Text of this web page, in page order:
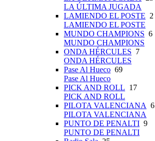
LA ÚLTIMA JUGADA
LAMIENDO EL POSTE 2
LAMIENDO EL POSTE
MUNDO CHAMPIONS 6
MUNDO CHAMPIONS
ONDA HÉRCULES 7
ONDA HÉRCULES
Pase Al Hueco 69
Pase Al Hueco
PICK AND ROLL 17
PICK AND ROLL
PILOTA VALENCIANA 6
PILOTA VALENCIANA
PUNTO DE PENALTI 9
PUNTO DE PENALTI